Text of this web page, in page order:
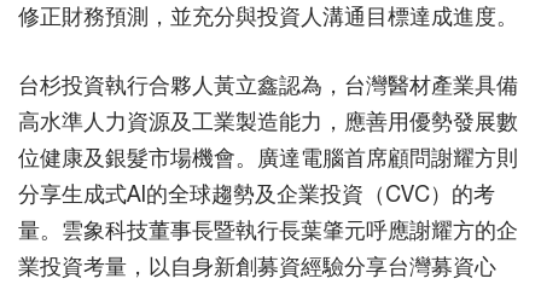
修正財務預測，並充分與投資人溝通目標達成進度。
台杉投資執行合夥人黃立鑫認為，台灣醫材產業具備
高水準人力資源及工業製造能力，應善用優勢發展數
位健康及銀髮市場機會。廣達電腦首席顧問謝耀方則
分享生成式AI的全球趨勢及企業投資（CVC）的考
量。雲象科技董事長暨執行長葉肇元呼應謝耀方的企
業投資考量，以自身新創募資經驗分享台灣募資心